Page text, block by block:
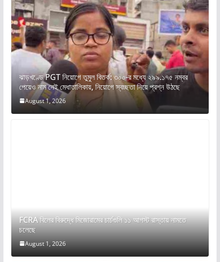
ঝাড়খণ্ডে PGT নিয়োগে তুমুল বিতর্ক: ৩০০-র মধ্যে ২৯৯.১৭৫ নম্বর
পেয়েও নাম নেই মেধাতালিকায়, নিয়োগে স্বচ্ছতা নিয়ে প্রশ্ন উঠছে
August 1, 2026
FCRA বিলের বিরুদ্ধে মিজোরামের চার্চগুলি ১১ আগস্ট রাস্তায় নামতে
চলেছে
August 1, 2026